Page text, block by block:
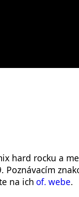
hard rocku a
Poznávacím
na ich of. webe.